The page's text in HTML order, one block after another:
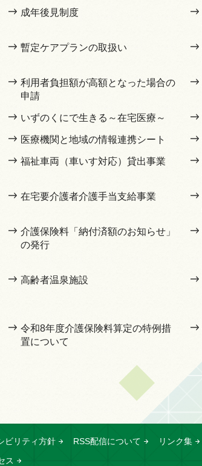
成年後見制度
暫定ケアプランの取扱い
利用者負担額が高額となった場合の
申請
いずのくにで生きる～在宅医療～
医療機関と地域の情報連携シート
福祉車両（車いす対応）貸出事業
在宅要介護者介護手当支給事業
介護保険料「納付済額のお知らせ」
の発行
高齢者温泉施設
令和8年度介護保険料算定の特例措
置について
ビリティ方針 RSS配信について リンク集
ス